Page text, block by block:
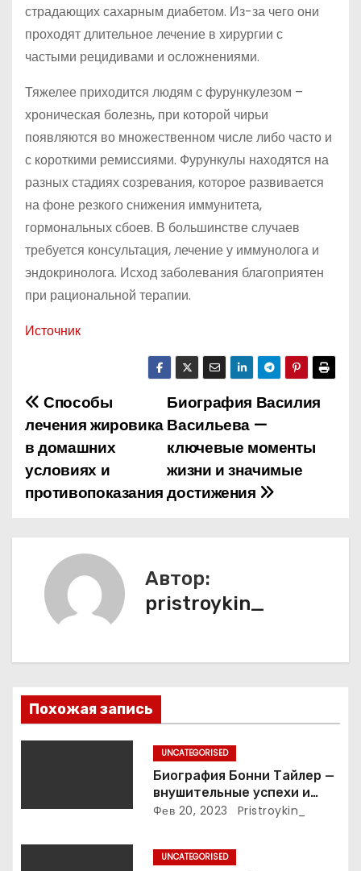
страдающих сахарным диабетом. Из-за чего они
проходят длительное лечение в хирургии с
частыми рецидивами и осложнениями.
Тяжелее приходится людям с фурункулезом –
хроническая болезнь, при которой чирьи
появляются во множественном числе либо часто и
с короткими ремиссиями. Фурункулы находятся на
разных стадиях созревания, которое развивается
на фоне резкого снижения иммунитета,
гормональных сбоев. В большинстве случаев
требуется консультация, лечение у иммунолога и
эндокринолога. Исход заболевания благоприятен
при рациональной терапии.
Источник
Н
а
в
и
г
п
о
а
п
Биография Василия
Васильева —
ключевые моменты
жизни и значимые
достижения
Способы
лечения жировика
в домашних
условиях и
противопоказания
Автор:
pristroykin_
Похожая запись
UNCATEGORISED
Биография Бонни Тайлер —
внушительные успехи и
интимные подробности
Фев 20, 2023 Pristroykin_
UNCATEGORISED